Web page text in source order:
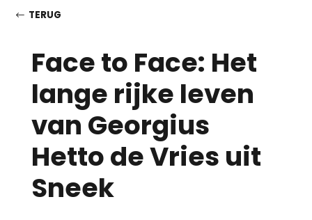
TERUG
Face to Face: Het
lange rijke leven
van Georgius
Hetto de Vries uit
Sneek